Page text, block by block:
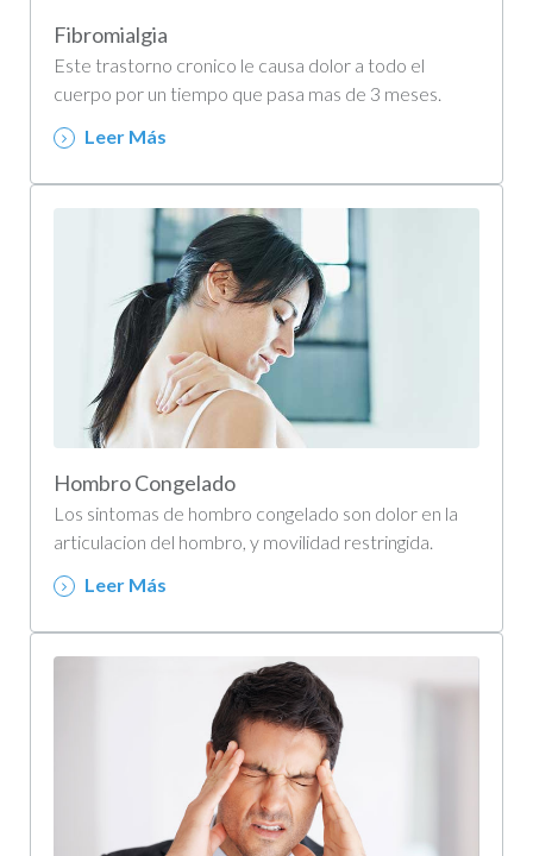
Fibromialgia
Este trastorno cronico le causa dolor a todo el
cuerpo por un tiempo que pasa mas de 3 meses.
Leer Más
Hombro Congelado
Los sintomas de hombro congelado son dolor en la
articulacion del hombro, y movilidad restringida.
Leer Más